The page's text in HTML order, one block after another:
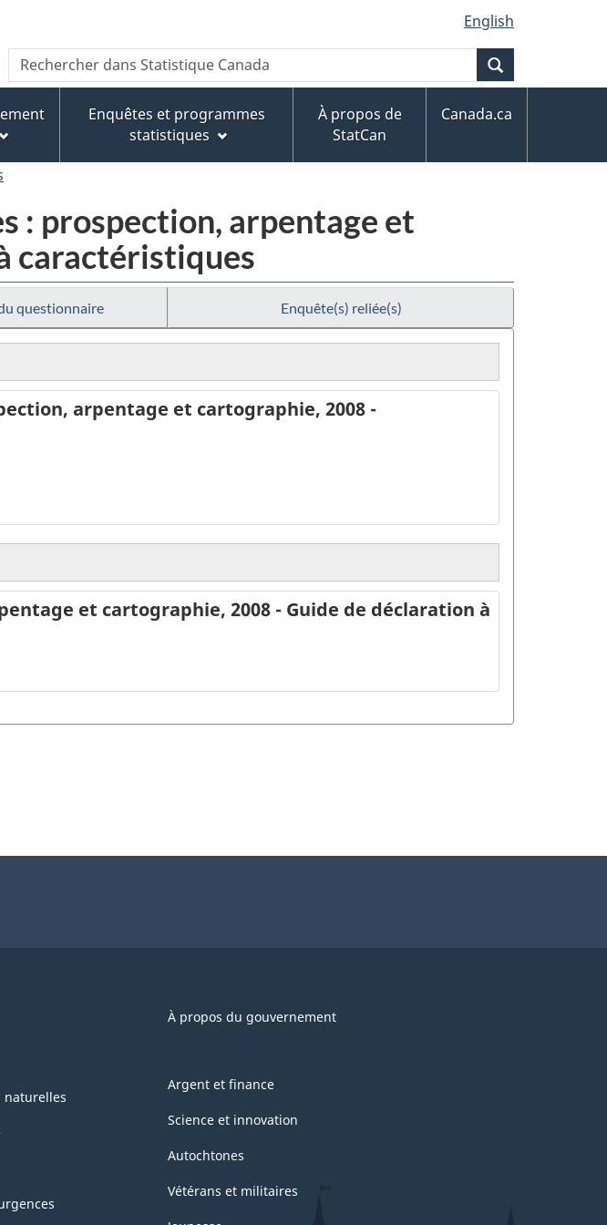
au
contenu
principal
« À
propos
de
ce
version
HTML
simplifiée
English
Recherche
Rechercher
dans
Canada
Enquêtes et programmes
statistiques
À propos de
StatCan
Canada.ca
: prospection, arpentage et
caractéristiques
questionnaire Enquête(s) reliée(s)
arpentage et cartographie, 2008 -
et cartographie, 2008 - Guide de déclaration à
À propos du gouvernement
naturelles
Argent et finance
Science et innovation
Autochtones
Vétérans et militaires